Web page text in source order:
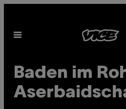
content
Open
Baden im